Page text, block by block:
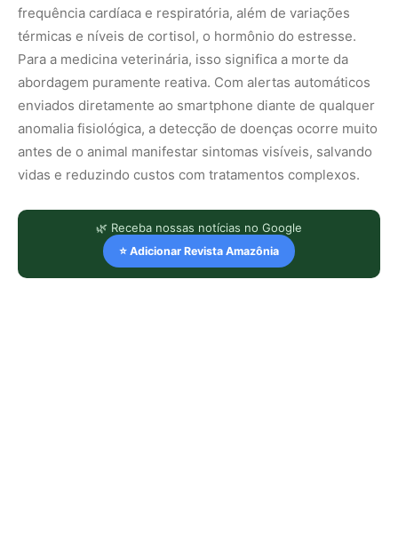
frequência cardíaca e respiratória, além de variações
térmicas e níveis de cortisol, o hormônio do estresse.
Para a medicina veterinária, isso significa a morte da
abordagem puramente reativa. Com alertas automáticos
enviados diretamente ao smartphone diante de qualquer
anomalia fisiológica, a detecção de doenças ocorre muito
antes de o animal manifestar sintomas visíveis, salvando
vidas e reduzindo custos com tratamentos complexos.
🌿 Receba nossas notícias no Google
⭐ Adicionar Revista Amazônia